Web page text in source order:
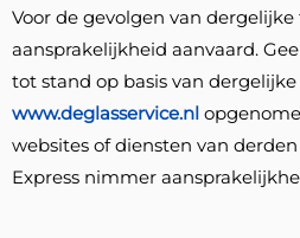
Voor de gevolgen van
aansprakelijkheid aanvaard.
tot stand op basis van
www.deglasservice.nl
websites of diensten van
Express nimmer